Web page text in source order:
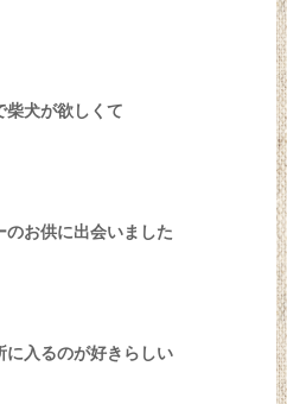
柴犬が欲しくて
のお供に出会いました
に入るのが好きらしい